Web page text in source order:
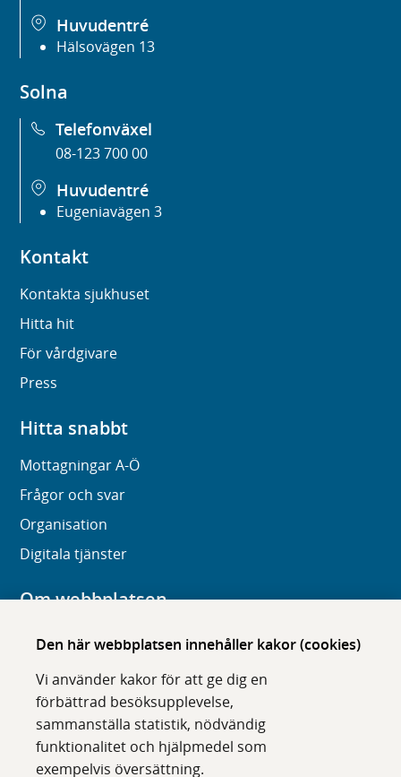
Den här webbplatsen innehåller kakor (cookies)
Vi använder kakor för att ge dig en
förbättrad besöksupplevelse,
sammanställa statistik, nödvändig
funktionalitet och hjälpmedel som
exempelvis översättning.
Huvudentré
Hälsovägen 13
Solna
Telefonväxel
08-123 700 00
Huvudentré
Eugeniavägen 3
Kontakt
Kontakta sjukhuset
Hitta hit
För vårdgivare
Press
Hitta snabbt
Mottagningar A-Ö
Frågor och svar
Organisation
Digitala tjänster
Om webbplatsen
Om karolinska.se
Tillgänglighet
Om cookies